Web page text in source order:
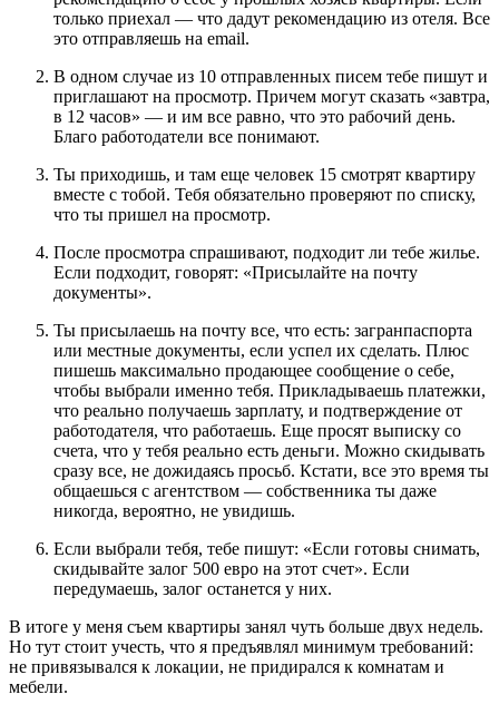
только приехал — что дадут рекомендацию из отеля. Все
это отправляешь на email.
В одном случае из 10 отправленных писем тебе пишут и
приглашают на просмотр. Причем могут сказать «завтра,
в 12 часов» — и им все равно, что это рабочий день.
Благо работодатели все понимают.
Ты приходишь, и там еще человек 15 смотрят квартиру
вместе с тобой. Тебя обязательно проверяют по списку,
что ты пришел на просмотр.
После просмотра спрашивают, подходит ли тебе жилье.
Если подходит, говорят: «Присылайте на почту
документы».
Ты присылаешь на почту все, что есть: загранпаспорта
или местные документы, если успел их сделать. Плюс
пишешь максимально продающее сообщение о себе,
чтобы выбрали именно тебя. Прикладываешь платежки,
что реально получаешь зарплату, и подтверждение от
работодателя, что работаешь. Еще просят выписку со
счета, что у тебя реально есть деньги. Можно скидывать
сразу все, не дожидаясь просьб. Кстати, все это время ты
общаешься с агентством — собственника ты даже
никогда, вероятно, не увидишь.
Если выбрали тебя, тебе пишут: «Если готовы снимать,
скидывайте залог 500 евро на этот счет». Если
передумаешь, залог останется у них.
В итоге у меня съем квартиры занял чуть больше двух недель.
Но тут стоит учесть, что я предъявлял минимум требований:
не привязывался к локации, не придирался к комнатам и
мебели.